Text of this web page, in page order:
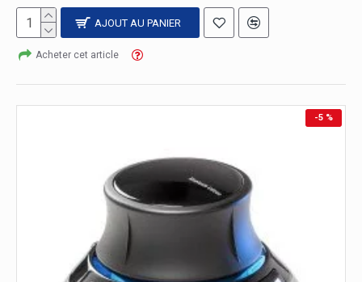
AJOUT AU PANIER
Acheter cet article
-5 %